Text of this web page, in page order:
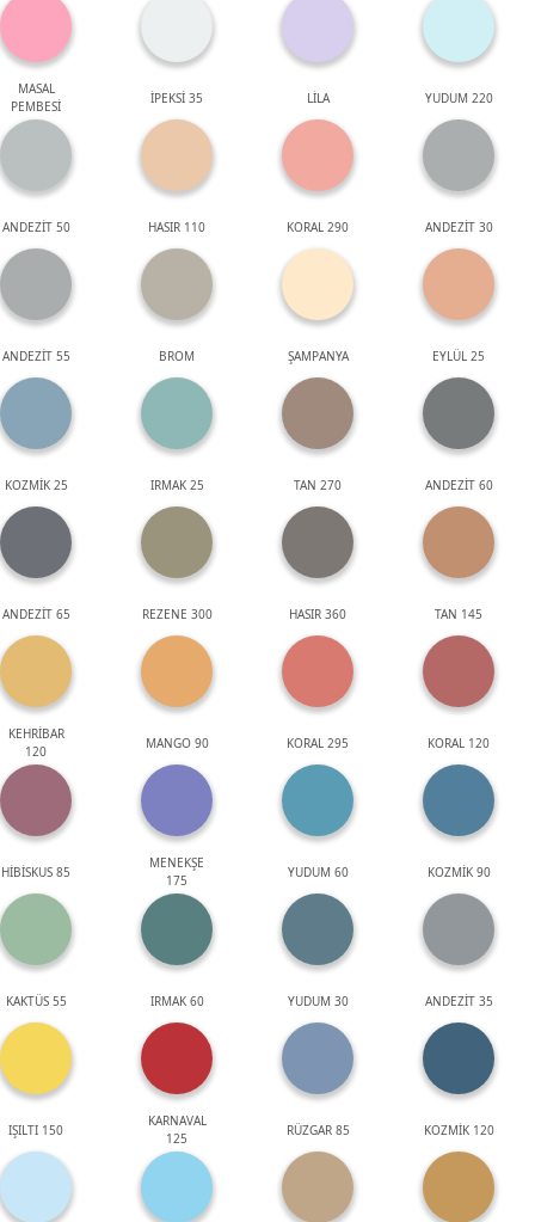
MASAL
PEMBESİ
İPEKSİ 35 LİLA YUDUM 220
ANDEZİT 50 HASIR 110 KORAL 290 ANDEZİT 30
ANDEZİT 55 BROM ŞAMPANYA EYLÜL 25
KOZMİK 25 IRMAK 25 TAN 270 ANDEZİT 60
ANDEZİT 65 REZENE 300 HASIR 360 TAN 145
KEHRİBAR
120
MANGO 90 KORAL 295 KORAL 120
HİBİSKUS 85
MENEKŞE
175
YUDUM 60 KOZMİK 90
KAKTÜS 55 IRMAK 60 YUDUM 30 ANDEZİT 35
IŞILTI 150
KARNAVAL
125
RÜZGAR 85 KOZMİK 120